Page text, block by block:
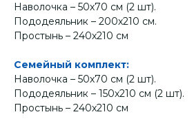
Наволочка – 50х70 см (2 шт).
Пододеяльник – 200х210 см.
Простынь – 240х210 см
Семейный комплект:
Наволочка – 50х70 см (2 шт).
Пододеяльник – 150х210 см (2 шт).
Простынь – 240х210 см